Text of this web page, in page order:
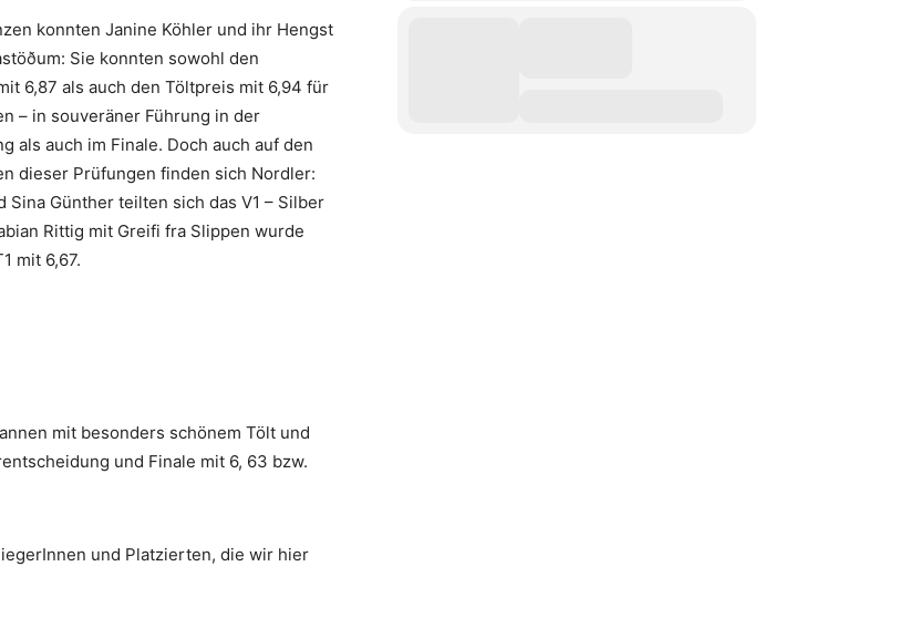
konnten Janine Köhler und ihr Hengst
Sie konnten sowohl den
6,87 als auch den Töltpreis mit 6,94 für
– in souveräner Führung in der
als auch im Finale. Doch auch auf den
dieser Prüfungen finden sich Nordler:
Sina Günther teilten sich das V1 – Silber
Rittig mit Greifi fra Slippen wurde
mit 6,67.
mit besonders schönem Tölt und
und Finale mit 6, 63 bzw.
und Platzierten, die wir hier